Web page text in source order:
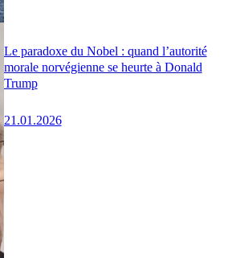
Le paradoxe du Nobel : quand l’autorité
morale norvégienne se heurte à Donald
Trump
21.01.2026